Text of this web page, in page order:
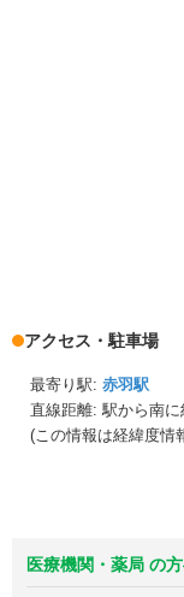
アクセス・駐車場
最寄り駅: 赤羽駅
直線距離: 駅から南に
(この情報は経緯度情
医療機関・薬局 の